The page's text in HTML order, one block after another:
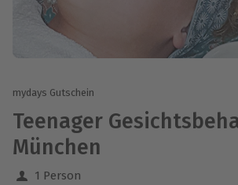
mydays Gutschein
Teenager
München
1 Person